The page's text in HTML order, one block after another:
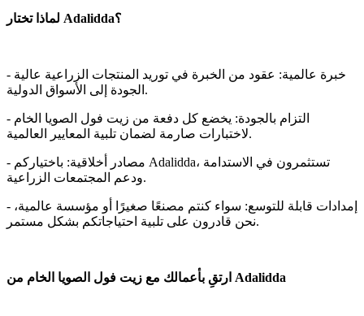
لماذا تختار Adalidda؟
- خبرة عالمية: عقود من الخبرة في توريد المنتجات الزراعية عالية
الجودة إلى الأسواق الدولية.
- التزام بالجودة: يخضع كل دفعة من زيت فول الصويا الخام
لاختبارات صارمة لضمان تلبية المعايير العالمية.
- مصادر أخلاقية: باختياركم Adalidda، تستثمرون في الاستدامة
ودعم المجتمعات الزراعية.
- إمدادات قابلة للتوسع: سواء كنتم مصنعًا صغيرًا أو مؤسسة عالمية،
نحن قادرون على تلبية احتياجاتكم بشكل مستمر.
ارتقِ بأعمالك مع زيت فول الصويا الخام من Adalidda